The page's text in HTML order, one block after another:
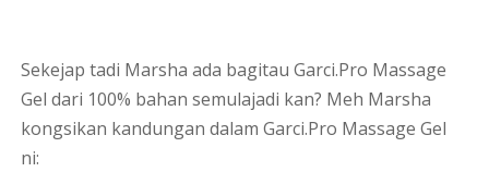
Sekejap tadi Marsha ada bagitau Garci.Pro Massage
Gel dari 100% bahan semulajadi kan? Meh Marsha
kongsikan kandungan dalam Garci.Pro Massage Gel
ni: